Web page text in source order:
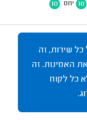
10 יחס 10
כל שירות, זה
האמינות. זה
כל לקוח